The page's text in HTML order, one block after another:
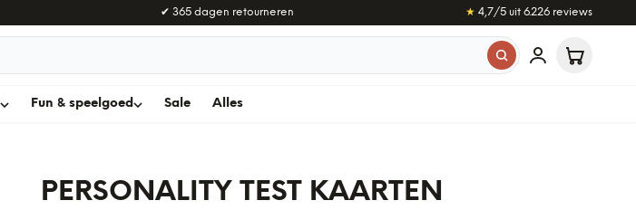
✔ 365 dagen retourneren ★ 4,7/5 uit 6.226reviews
Fun & speelgoed Sale Alles
PERSONALITY TEST KAARTEN